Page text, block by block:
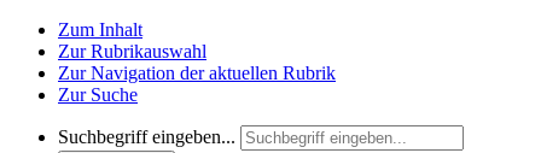
Zum Inhalt
Zur Rubrikauswahl
Zur Navigation der aktuellen Rubrik
Zur Suche
Suchbegriff eingeben...